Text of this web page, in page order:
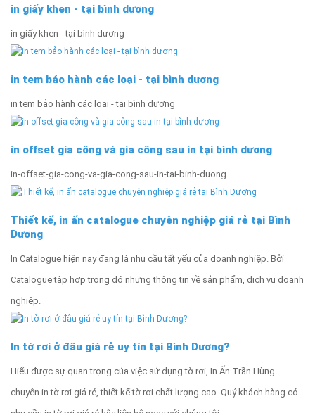
in giấy khen - tại bình dương
in giấy khen - tại bình dương
in tem bảo hành các loại - tại bình dương
in tem bảo hành các loại - tại bình dương
in offset gia công và gia công sau in tại bình dương
in-offset-gia-cong-va-gia-cong-sau-in-tai-binh-duong
Thiết kế, in ấn catalogue chuyên nghiệp giá rẻ tại Bình
Dương
In Catalogue hiện nay đang là nhu cầu tất yếu của doanh nghiệp. Bởi
Catalogue tập hợp trong đó những thông tin về sản phẩm, dịch vụ doanh
nghiệp.
In tờ rơi ở đâu giá rẻ uy tín tại Bình Dương?
Hiểu được sự quan trọng của việc sử dụng tờ rơi, In Ấn Trần Hùng
chuyên in tờ rơi giá rẻ, thiết kế tờ rơi chất lượng cao. Quý khách hàng có